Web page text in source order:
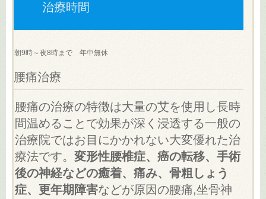
治療時間
朝9時～夜8時まで 年中無休
腰痛治療
腰痛の治療の特徴は大量の艾を使用し長時
間温めることで効果が深く浸透する一般の
治療院ではお目にかかれない大変優れた治
療法です。 変形性腰椎症、癌の転移、手術
後の神経などの癒着、痛み、骨粗しょう
症、更年期障害などが原因の腰痛,坐骨神